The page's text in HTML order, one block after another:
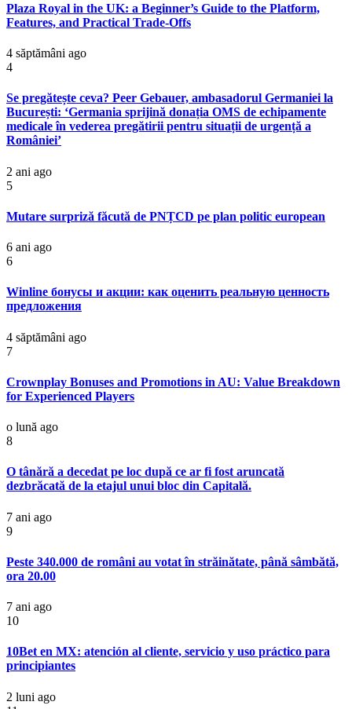
Plaza Royal in the UK: a Beginner’s Guide to the Platform,
Features, and Practical Trade-Offs
4 săptămâni ago
4
Se pregătește ceva? Peer Gebauer, ambasadorul Germaniei la
București: ‘Germania sprijină donația OMS de echipamente
medicale în vederea pregătirii pentru situații de urgență a
României’
2 ani ago
5
Mutare surpriză făcută de PNȚCD pe plan politic european
6 ani ago
6
Winline бонусы и акции: как оценить реальную ценность
предложения
4 săptămâni ago
7
Crownplay Bonuses and Promotions in AU: Value Breakdown
for Experienced Players
o lună ago
8
O tânără a decedat pe loc după ce ar fi fost aruncată
dezbrăcată de la etajul unui bloc din Capitală.
7 ani ago
9
Peste 340.000 de români au votat în străinătate, până sâmbătă,
ora 20.00
7 ani ago
10
10Bet en MX: atención al cliente, servicio y uso práctico para
principiantes
2 luni ago